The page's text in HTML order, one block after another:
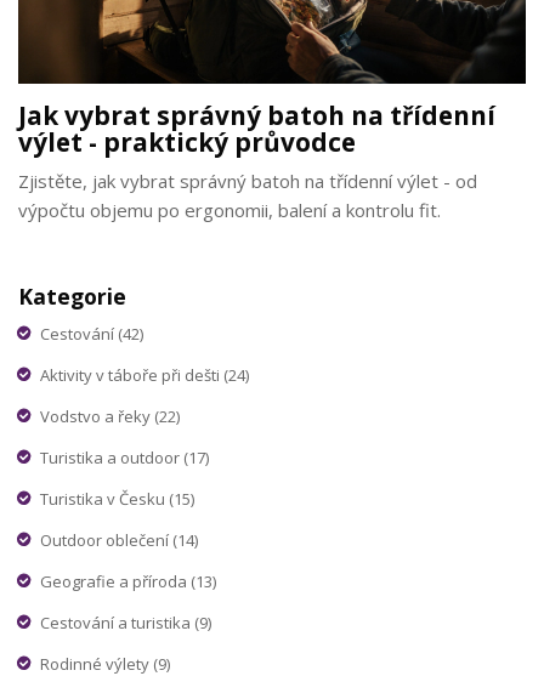
Jak vybrat správný batoh na třídenní
výlet - praktický průvodce
Zjistěte, jak vybrat správný batoh na třídenní výlet - od
výpočtu objemu po ergonomii, balení a kontrolu fit.
Kategorie
Cestování (42)
Aktivity v táboře při dešti (24)
Vodstvo a řeky (22)
Turistika a outdoor (17)
Turistika v Česku (15)
Outdoor oblečení (14)
Geografie a příroda (13)
Cestování a turistika (9)
Rodinné výlety (9)